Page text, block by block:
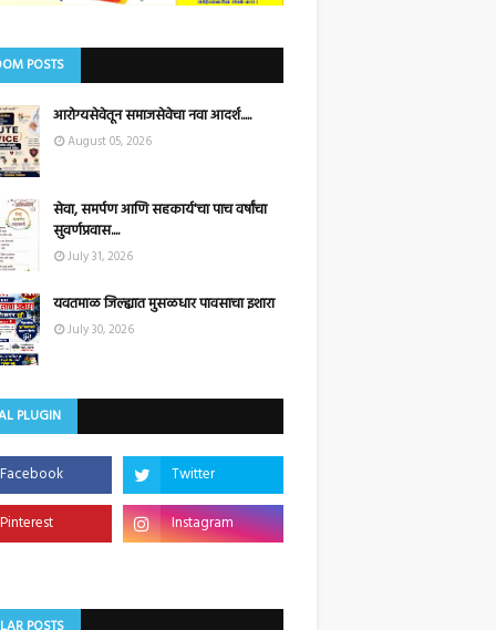
POSTS
आरोग्यसेवेतून समाजसेवेचा नवा आदर्श.....
August 05, 2026
सेवा, समर्पण आणि सहकार्य'चा पाच वर्षांचा
सुवर्णप्रवास....
July 31, 2026
यवतमाळ जिल्ह्यात मुसळधार पावसाचा इशारा
July 30, 2026
PLUGIN